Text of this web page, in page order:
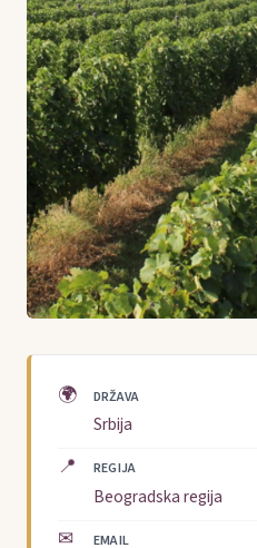
🌍 DRŽAVA
Srbija
📍 REGIJA
Beogradska regija
✉ EMAIL